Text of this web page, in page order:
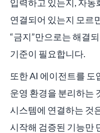
입력하고 있는지, 자동
연결되어 있는지 모르
“금지”만으로는 해결
기준이 필요합니다.
또한 AI 에이전트를 도
운영 환경을 분리하는
시스템에 연결하는 것
시작해 검증된 기능만